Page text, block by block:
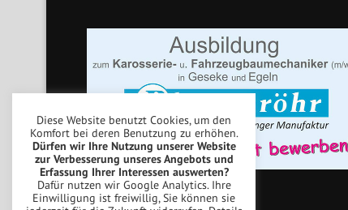
Diese Website benutzt Cookies, um den
Komfort bei deren Benutzung zu erhöhen.
Dürfen wir Ihre Nutzung unserer Website
zur Verbesserung unseres Angebots und
Erfassung Ihrer Interessen auswerten?
Dafür nutzen wir Google Analytics. Ihre
Einwilligung ist freiwillig, Sie können sie